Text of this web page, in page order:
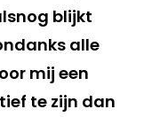
blijkt
alle
mij een
te zijn dan